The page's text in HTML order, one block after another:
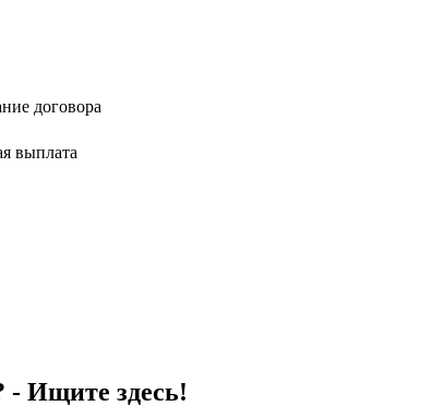
договора
выплата
Ищите здесь!